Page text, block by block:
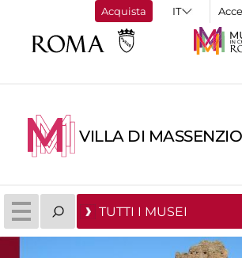
Acquista
VILLA DI MASSENZIO
TUTTI I MUSEI